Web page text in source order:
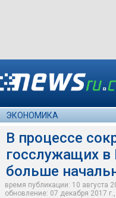
ЭКОНОМИКА
В процессе
госслужащих в
больше
время публикации: 10 августа
обновление: 07 декабря 2017